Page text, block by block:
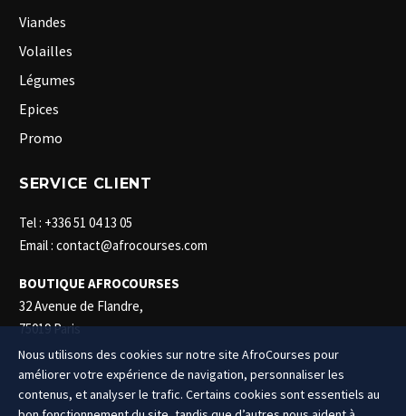
Viandes
Volailles
Légumes
Epices
Promo
SERVICE CLIENT
Tel : +336 51 04 13 05
Email : contact@afrocourses.com
BOUTIQUE AFROCOURSES
32 Avenue de Flandre,
75019 Paris
Nous utilisons des cookies sur notre site AfroCourses pour
améliorer votre expérience de navigation, personnaliser les
contenus, et analyser le trafic. Certains cookies sont essentiels au